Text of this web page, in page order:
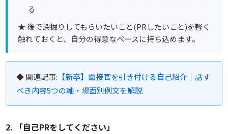
る
★ 後で深掘りしてもらいたいこと(PRしたいこと)を軽く
触れておくと、自分の得意なペースに持ち込めます。
◆ 関連記事: 【新卒】面接官を引き付ける自己紹介｜話す
べき内容5つの軸・場面別例文を解説
2. 「自己PRをしてください」